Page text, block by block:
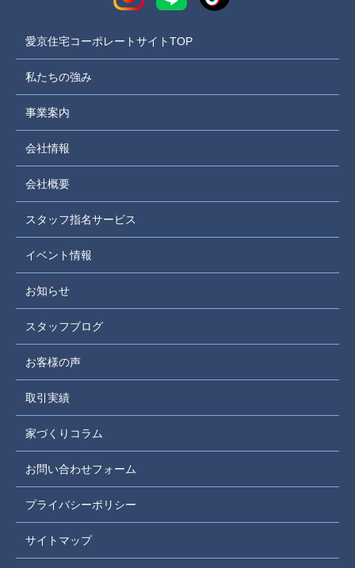
愛京住宅コーポレートサイトTOP
私たちの強み
事業案内
会社情報
会社概要
スタッフ指名サービス
イベント情報
お知らせ
スタッフブログ
お客様の声
取引実績
家づくりコラム
お問い合わせフォーム
プライバシーポリシー
サイトマップ